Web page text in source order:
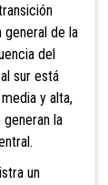
de la
del
sur está
y alta,
la
un